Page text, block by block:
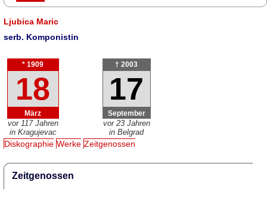
Ljubica Maric
serb. Komponistin
* 1909
18
März
vor 117 Jahren
in Kragujevac
† 2003
17
September
vor 23 Jahren
in Belgrad
Diskographie Werke Zeitgenossen
Zeitgenossen